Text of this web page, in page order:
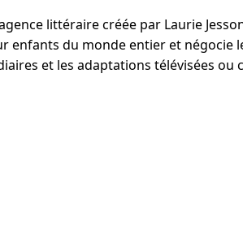
littéraire créée par Laurie
enfants du monde entier et négocie
et les adaptations télévisées ou